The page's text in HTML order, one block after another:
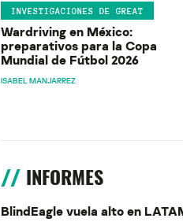
INVESTIGACIONES DE GREAT
Wardriving en México:
preparativos para la Copa
Mundial de Fútbol 2026
ISABEL MANJARREZ
INFORMES
BlindEagle vuela alto en